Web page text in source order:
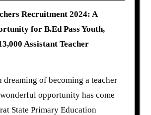
Recruitment 2024: A
for B.Ed Pass Youth,
Assistant Teacher
dreaming of becoming a teacher
opportunity has come
State Primary Education